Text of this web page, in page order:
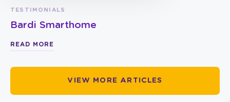
TESTIMONIALS
Bardi Smarthome
READ MORE
VIEW MORE ARTICLES